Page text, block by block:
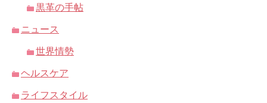
黒革の手帖
ニュース
世界情勢
ヘルスケア
ライフスタイル